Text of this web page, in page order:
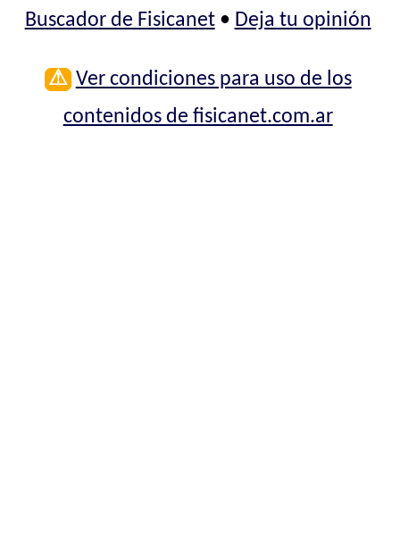
Buscador de Fisicanet• Deja tu opinión
⚠ Ver condiciones para uso de los
contenidos de fisicanet.com.ar